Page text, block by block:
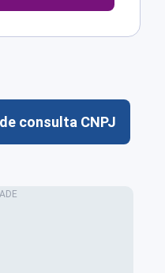
consulta CNPJ